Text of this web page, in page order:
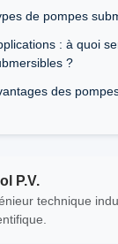
de pompes
: à quoi
?
des
P.V.
technique